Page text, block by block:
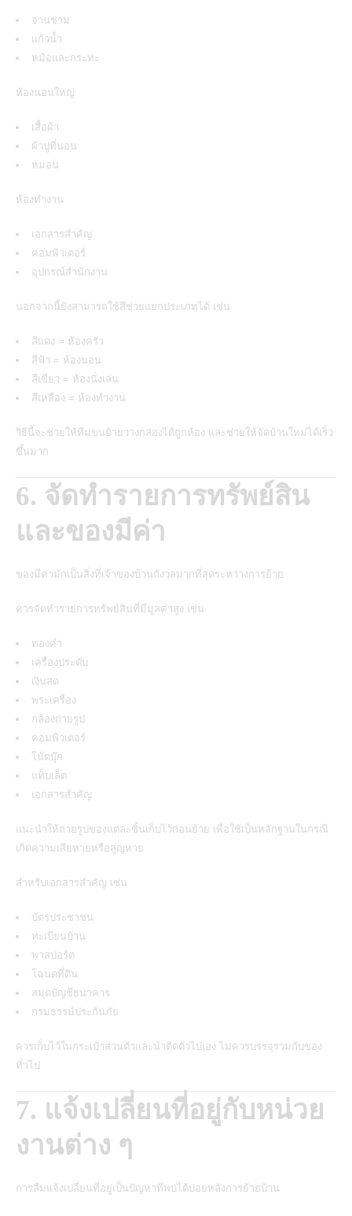
จานชาม
แก้วน้ำ
หม้อและกระทะ
ห้องนอนใหญ่
เสื้อผ้า
ผ้าปูที่นอน
หมอน
ห้องทำงาน
เอกสารสำคัญ
คอมพิวเตอร์
อุปกรณ์สำนักงาน
นอกจากนี้ยังสามารถใช้สีช่วยแยกประเภทได้ เช่น
สีแดง = ห้องครัว
สีฟ้า = ห้องนอน
สีเขียว = ห้องนั่งเล่น
สีเหลือง = ห้องทำงาน
วิธีนี้จะช่วยให้ทีมขนย้ายวางกล่องได้ถูกห้อง และช่วยให้จัดบ้านใหม่ได้เร็ว
ขึ้นมาก
6. จัดทำรายการทรัพย์สิน
และของมีค่า
ของมีค่ามักเป็นสิ่งที่เจ้าของบ้านกังวลมากที่สุดระหว่างการย้าย
ควรจัดทำรายการทรัพย์สินที่มีมูลค่าสูง เช่น
ทองคำ
เครื่องประดับ
เงินสด
พระเครื่อง
กล้องถ่ายรูป
คอมพิวเตอร์
โน้ตบุ๊ก
แท็บเล็ต
เอกสารสำคัญ
แนะนำให้ถ่ายรูปของแต่ละชิ้นเก็บไว้ก่อนย้าย เพื่อใช้เป็นหลักฐานในกรณี
เกิดความเสียหายหรือสูญหาย
สำหรับเอกสารสำคัญ เช่น
บัตรประชาชน
ทะเบียนบ้าน
พาสปอร์ต
โฉนดที่ดิน
สมุดบัญชีธนาคาร
กรมธรรม์ประกันภัย
ควรเก็บไว้ในกระเป๋าส่วนตัวและนำติดตัวไปเอง ไม่ควรบรรจุรวมกับของ
ทั่วไป
7. แจ้งเปลี่ยนที่อยู่กับหน่วย
งานต่าง ๆ
การลืมแจ้งเปลี่ยนที่อยู่เป็นปัญหาที่พบได้บ่อยหลังการย้ายบ้าน